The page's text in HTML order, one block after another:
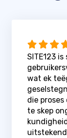
SITE123
wat ek
die
te skep